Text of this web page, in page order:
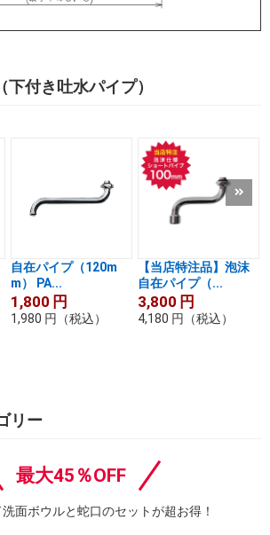
付き吐水パイプ）
自在パイプ（120m
m） PA...
1,800 円
1,980 円 （税込）
【当店特注品】泡沫
自在パイプ（...
3,800 円
4,180 円 （税込）
リー
最大45％OFF
面ボウルと蛇口のセットが超お得！